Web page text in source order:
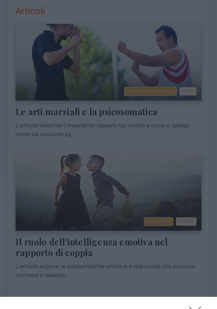
Articoli
CRESCITA PERSONALE VARIE
Le arti marziali e la psicosomatica
L'articolo descrive l'importante rapporto tra mente e corpo e spiega
come sia possibile ag...
RELAZIONI AMORE
Il ruolo dell'intelligenza emotiva nel
rapporto di coppia
L'articolo espone le problematiche emotive e relazionali che possono
incrinare il rapporto...